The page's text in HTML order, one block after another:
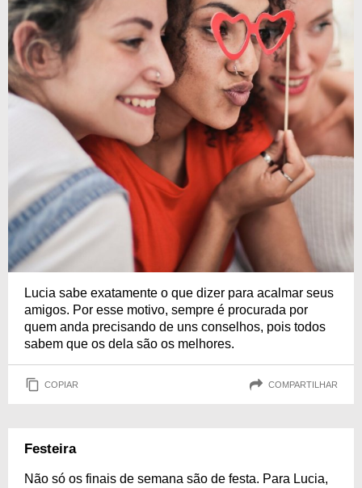
Lucia sabe exatamente o que dizer para acalmar seus
amigos. Por esse motivo, sempre é procurada por
quem anda precisando de uns conselhos, pois todos
sabem que os dela são os melhores.
COPIAR COMPARTILHAR
Festeira
Não só os finais de semana são de festa. Para Lucia,